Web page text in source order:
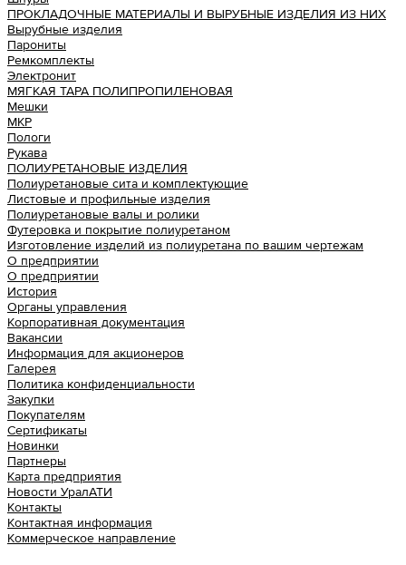
ПРОКЛАДОЧНЫЕ МАТЕРИАЛЫ И ВЫРУБНЫЕ ИЗДЕЛИЯ ИЗ НИХ
Вырубные изделия
Парониты
Ремкомплекты
Электронит
МЯГКАЯ ТАРА ПОЛИПРОПИЛЕНОВАЯ
Мешки
МКР
Пологи
Рукава
ПОЛИУРЕТАНОВЫЕ ИЗДЕЛИЯ
Полиуретановые сита и комплектующие
Листовые и профильные изделия
Полиуретановые валы и ролики
Футеровка и покрытие полиуретаном
Изготовление изделий из полиуретана по вашим чертежам
О предприятии
О предприятии
История
Органы управления
Корпоративная документация
Вакансии
Информация для акционеров
Галерея
Политика конфиденциальности
Закупки
Покупателям
Сертификаты
Новинки
Партнеры
Карта предприятия
Новости УралАТИ
Контакты
Контактная информация
Коммерческое направление